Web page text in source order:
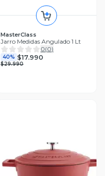
MasterClass
Jarro Medidas Angulado 1 Lt
0(0)
40% $17.990
$29.990